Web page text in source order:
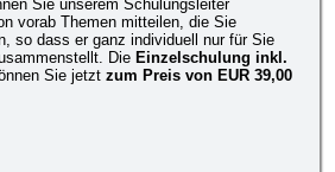
Sie unserem Schulungsleiter
vorab Themen mitteilen, die Sie
so dass er ganz individuell nur für Sie
DieEinzelschulung inkl.
Sie jetztzum Preis von EUR 39,00